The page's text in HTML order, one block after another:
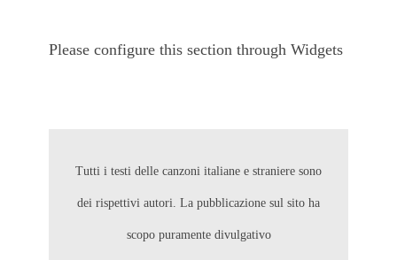
Please configure this section through Widgets
Tutti i testi delle canzoni italiane e straniere sono
dei rispettivi autori. La pubblicazione sul sito ha
scopo puramente divulgativo